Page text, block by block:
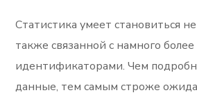
Статистика умеет становиться
также связанной с намного
идентификаторами. Чем
данные, тем самым строже